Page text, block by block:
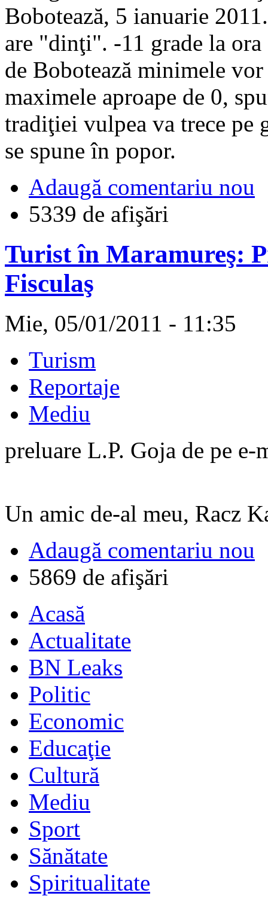
Bobotează, 5 ianuarie
are "dinţi". -11 grade la ora
de Bobotează minimele
maximele aproape de 0,
tradiţiei vulpea va trece pe
se spune în popor.
Adaugă comentariu nou
5339 de afişări
Turist în Maramureş:
Fisculaş
Mie, 05/01/2011 - 11:35
Turism
Reportaje
Mediu
preluare L.P. Goja de pe e-
Un amic de-al meu, Racz
Adaugă comentariu nou
5869 de afişări
Acasă
Actualitate
BN Leaks
Politic
Economic
Educaţie
Cultură
Mediu
Sport
Sănătate
Spiritualitate